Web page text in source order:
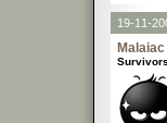
19-11-
Malaiac
Survivors